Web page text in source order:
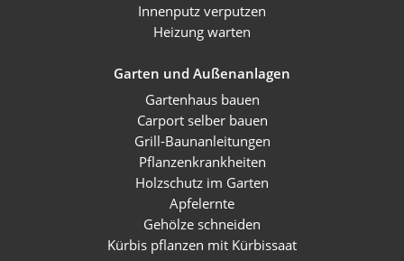
Innenputz verputzen
Heizung warten
Garten und Außenanlagen
Gartenhaus bauen
Carport selber bauen
Grill-Baunanleitungen
Pflanzenkrankheiten
Holzschutz im Garten
Apfelernte
Gehölze schneiden
Kürbis pflanzen mit Kürbissaat